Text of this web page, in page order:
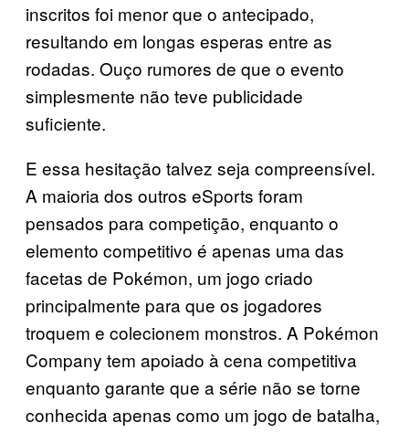
inscritos foi menor que o antecipado,
resultando em longas esperas entre as
rodadas. Ouço rumores de que o evento
simplesmente não teve publicidade
suficiente.
E essa hesitação talvez seja compreensível.
A maioria dos outros eSports foram
pensados para competição, enquanto o
elemento competitivo é apenas uma das
facetas de Pokémon, um jogo criado
principalmente para que os jogadores
troquem e colecionem monstros. A Pokémon
Company tem apoiado à cena competitiva
enquanto garante que a série não se torne
conhecida apenas como um jogo de batalha,